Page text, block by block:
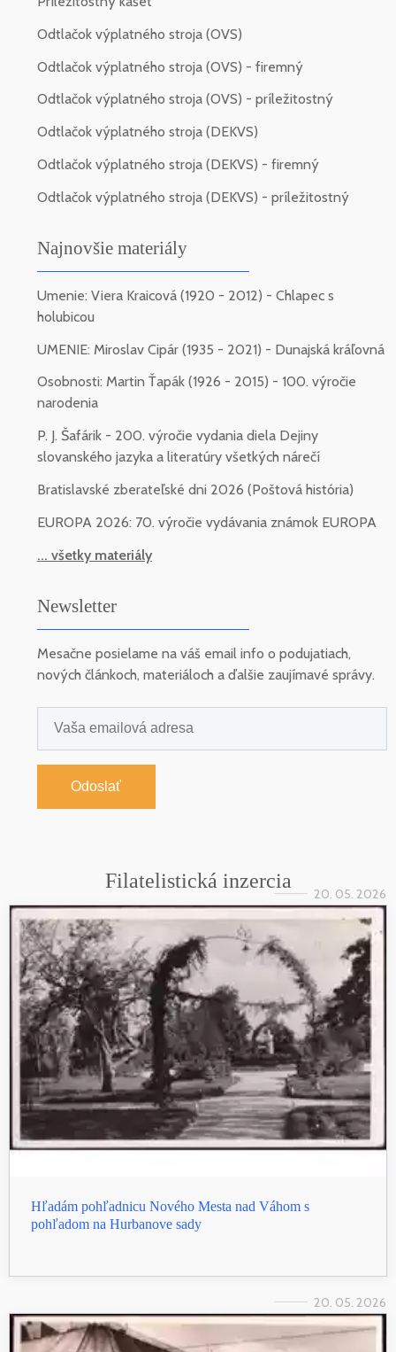
Odtlačok výplatného stroja (OVS)
Odtlačok výplatného stroja (OVS) - firemný
Odtlačok výplatného stroja (OVS) - príležitostný
Odtlačok výplatného stroja (DEKVS)
Odtlačok výplatného stroja (DEKVS) - firemný
Odtlačok výplatného stroja (DEKVS) - príležitostný
Najnovšie materiály
Umenie: Viera Kraicová (1920 - 2012) - Chlapec s
holubicou
UMENIE: Miroslav Cipár (1935 - 2021) - Dunajská kráľovná
Osobnosti: Martin Ťapák (1926 - 2015) - 100. výročie
narodenia
P. J. Šafárik - 200. výročie vydania diela Dejiny
slovanského jazyka a literatúry všetkých nárečí
Bratislavské zberateľské dni 2026 (Poštová história)
EUROPA 2026: 70. výročie vydávania známok EUROPA
... všetky materiály
Newsletter
Mesačne posielame na váš email info o podujatiach,
nových článkoch, materiáloch a ďalšie zaujímavé správy.
Odoslať
Filatelistická inzercia
20. 05. 2026
Hľadám pohľadnicu Nového Mesta nad Váhom s
pohľadom na Hurbanove sady
20. 05. 2026